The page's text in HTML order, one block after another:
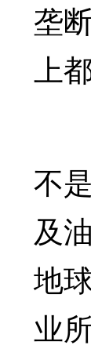
垄
上
不
及
地
业